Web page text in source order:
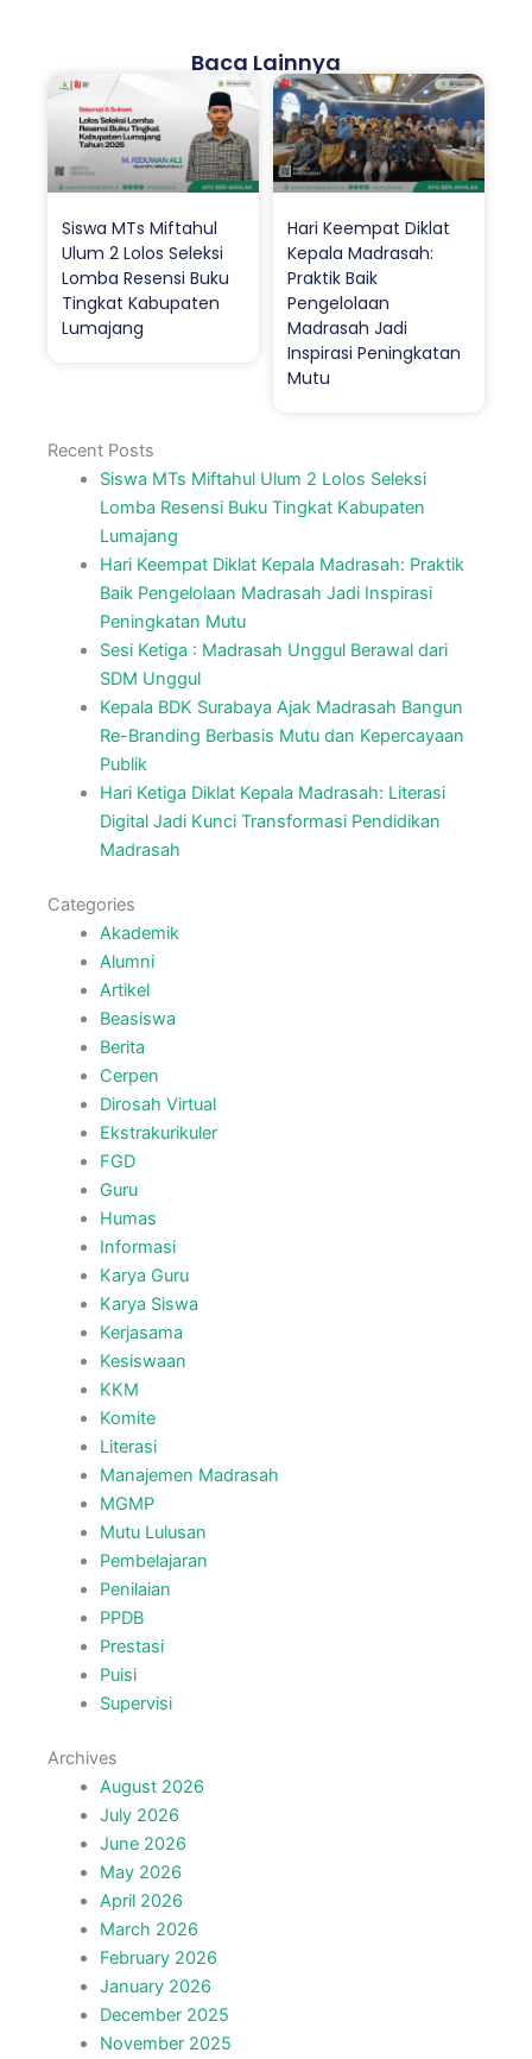
Baca Lainnya
Siswa MTs Miftahul
Ulum 2 Lolos Seleksi
Lomba Resensi Buku
Tingkat Kabupaten
Lumajang
Hari Keempat Diklat
Kepala Madrasah:
Praktik Baik
Pengelolaan
Madrasah Jadi
Inspirasi Peningkatan
Mutu
Recent Posts
Siswa MTs Miftahul Ulum 2 Lolos Seleksi
Lomba Resensi Buku Tingkat Kabupaten
Lumajang
Hari Keempat Diklat Kepala Madrasah: Praktik
Baik Pengelolaan Madrasah Jadi Inspirasi
Peningkatan Mutu
Sesi Ketiga : Madrasah Unggul Berawal dari
SDM Unggul
Kepala BDK Surabaya Ajak Madrasah Bangun
Re-Branding Berbasis Mutu dan Kepercayaan
Publik
Hari Ketiga Diklat Kepala Madrasah: Literasi
Digital Jadi Kunci Transformasi Pendidikan
Madrasah
Categories
Akademik
Alumni
Artikel
Beasiswa
Berita
Cerpen
Dirosah Virtual
Ekstrakurikuler
FGD
Guru
Humas
Informasi
Karya Guru
Karya Siswa
Kerjasama
Kesiswaan
KKM
Komite
Literasi
Manajemen Madrasah
MGMP
Mutu Lulusan
Pembelajaran
Penilaian
PPDB
Prestasi
Puisi
Supervisi
Archives
August 2026
July 2026
June 2026
May 2026
April 2026
March 2026
February 2026
January 2026
December 2025
November 2025